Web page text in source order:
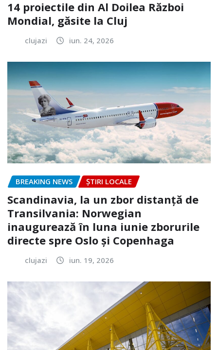
14 proiectile din Al Doilea Război
Mondial, găsite la Cluj
clujazi iun. 24, 2026
BREAKING NEWS ȘTIRI LOCALE
Scandinavia, la un zbor distanță de
Transilvania: Norwegian
inaugurează în luna iunie zborurile
directe spre Oslo și Copenhaga
clujazi iun. 19, 2026